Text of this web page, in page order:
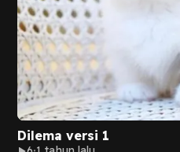
Dilema versi 1